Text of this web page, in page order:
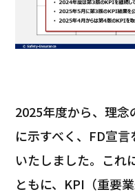
2025年度から、理
に示すべく、FD宣
いたしました。これ
ともに、KPI（重要